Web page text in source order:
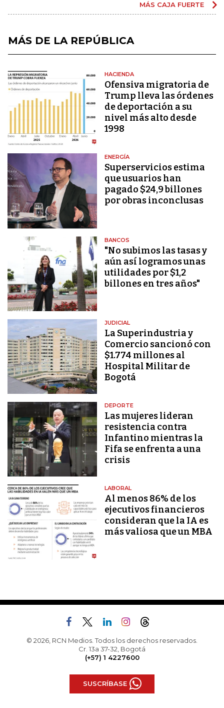
MÁS CAJA FUERTE
MÁS DE LA REPÚBLICA
HACIENDA
Ofensiva migratoria de
Trump lleva las órdenes
de deportación a su
nivel más alto desde
1998
ENERGÍA
Superservicios estima
que usuarios han
pagado $24,9 billones
por obras inconclusas
BANCOS
"No subimos las tasas y
aún así logramos unas
utilidades por $1,2
billones en tres años"
JUDICIAL
La Superindustria y
Comercio sancionó con
$1.774 millones al
Hospital Militar de
Bogotá
DEPORTE
Las mujeres lideran
resistencia contra
Infantino mientras la
Fifa se enfrenta a una
crisis
LABORAL
Al menos 86% de los
ejecutivos financieros
consideran que la IA es
más valiosa que un MBA
© 2026, RCN Medios. Todos los derechos reservados.
Cr. 13a 37-32, Bogotá
(+57) 1 4227600
SUSCRÍBASE